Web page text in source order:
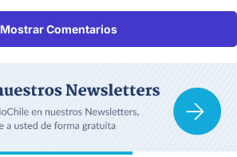
Mostrar Comentarios